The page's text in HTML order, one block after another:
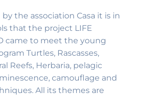
the association Casa it is in
that the project LIFE
came to meet the young
Turtles, Rascasses,
Reefs, Herbaria, pelagic
camouflage and
All its themes are